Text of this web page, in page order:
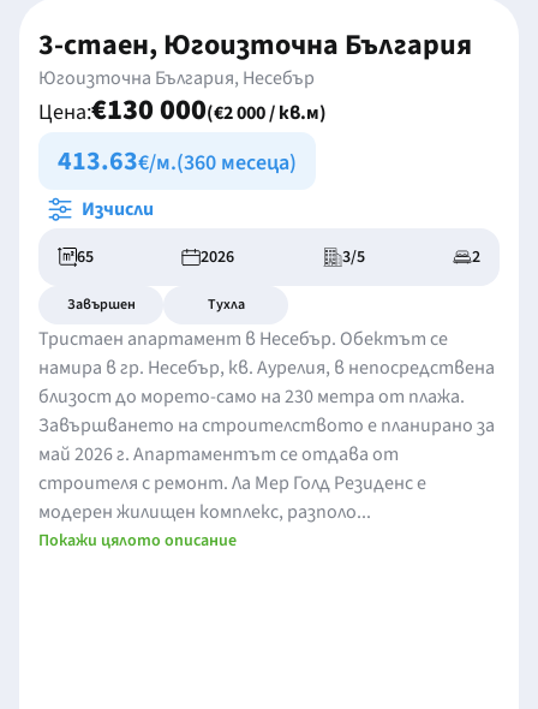
3-стаен, Югоизточна България
Югоизточна България, Несебър
Цена:€130 000(€2 000 / кв.м)
413.63€/м.(360 месеца)
Изчисли
65 2026 3/5 2
Завършен Тухла
Тристаен апартамент в Несебър. Обектът се
намира в гр. Несебър, кв. Аурелия, в непосредствена
близост до морето-само на 230 метра от плажа.
Завършването на строителството е планирано за
май 2026 г. Апартаментът се отдава от
строителя с ремонт. Ла Мер Голд Резиденс е
модерен жилищен комплекс, разполо...
Покажи цялото описание